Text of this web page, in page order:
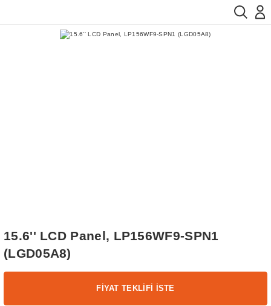
15.6'' LCD Panel, LP156WF9-SPN1
(LGD05A8)
FİYAT TEKLİFİ İSTE